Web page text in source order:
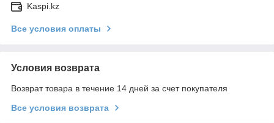
Kaspi.kz
Все условия оплаты
Условия возврата
Возврат товара в течение 14 дней за счет покупателя
Все условия возврата